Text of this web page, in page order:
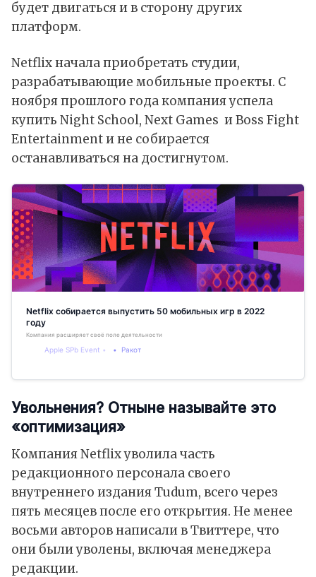
будет двигаться и в сторону других
платформ.
Netflix начала приобретать студии,
разрабатывающие мобильные проекты. С
ноября прошлого года компания успела
купить Night School, Next Games и Boss Fight
Entertainment и не собирается
останавливаться на достигнутом.
Netflix собирается выпустить 50 мобильных игр в 2022
году
Компания расширяет своё поле деятельности
Apple SPb Event Ракот
Увольнения? Отныне называйте это
«оптимизация»
Компания Netflix уволила часть
редакционного персонала своего
внутреннего издания Tudum, всего через
пять месяцев после его открытия. Не менее
восьми авторов написали в Твиттере, что
они были уволены, включая менеджера
редакции.